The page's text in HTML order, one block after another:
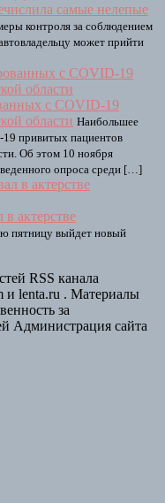
самые нелепые
контроля за соблюдением
может прийти
с COVID-19
области Наибольшее
19 привитых пациентов
Об этом 10 ноября
опроса среди […]
актерстве
пятницу выйдет новый
RSS канала
и lenta.ru . Материалы
за
Администрация сайта